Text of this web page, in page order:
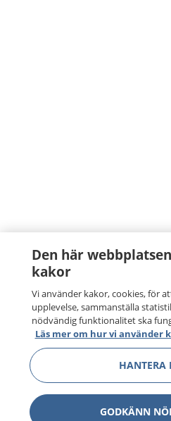
Den här
kakor
Vi använder kakor, cookies, för
upplevelse, sammanställa
nödvändig funktionalitet ska
Läs mer om hur vi använder
HANTERA
GODKÄNN